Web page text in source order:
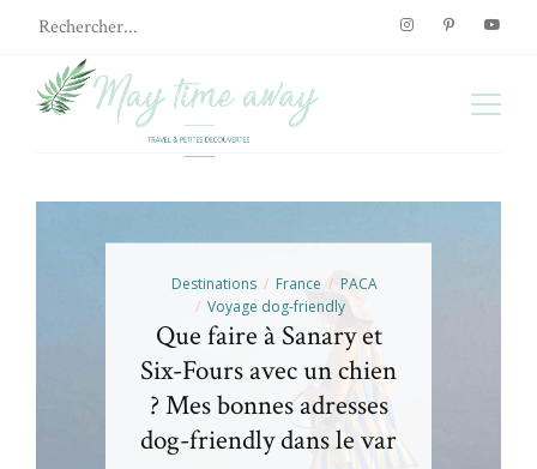
Destinations France
PACA
Voyage dog-friendly
Que faire à Sanary et
Six-Fours avec un chien
? Mes bonnes adresses
dog-friendly dans le var